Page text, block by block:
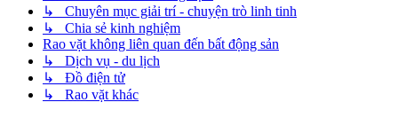
↳ Chuyên mục giải trí - chuyện trò linh tinh
↳ Chia sẻ kinh nghiệm
Rao vặt không liên quan đến bất động sản
↳ Dịch vụ - du lịch
↳ Đồ điện tử
↳ Rao vặt khác